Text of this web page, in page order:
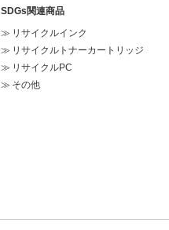
SDGs関連商品
リサイクルインク
リサイクルトナーカートリッジ
リサイクルPC
その他